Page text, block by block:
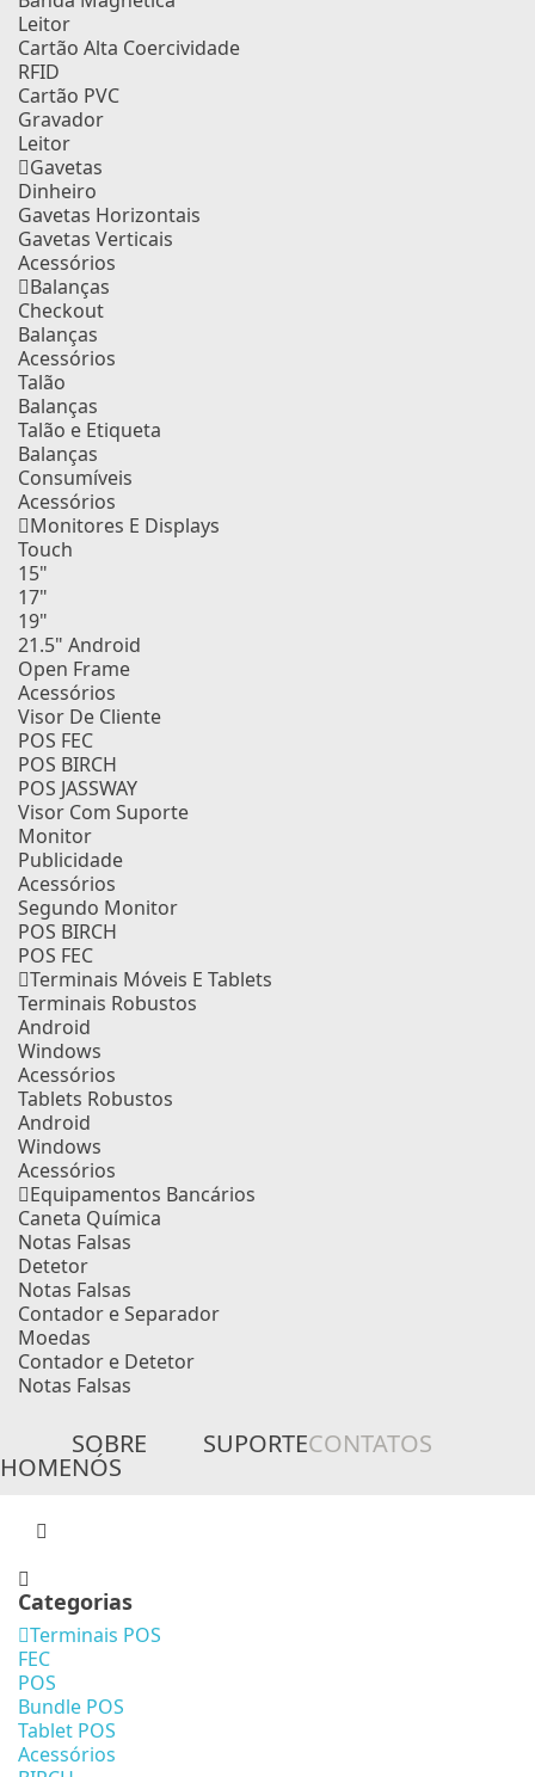
Leitor
Cartão Alta Coercividade
RFID
Cartão PVC
Gravador
Leitor
Gavetas
Dinheiro
Gavetas Horizontais
Gavetas Verticais
Acessórios
Balanças
Checkout
Balanças
Acessórios
Talão
Balanças
Talão e Etiqueta
Balanças
Consumíveis
Acessórios
Monitores E Displays
Touch
15"
17"
19"
21.5" Android
Open Frame
Acessórios
Visor De Cliente
POS FEC
POS BIRCH
POS JASSWAY
Visor Com Suporte
Monitor
Publicidade
Acessórios
Segundo Monitor
POS BIRCH
POS FEC
Terminais Móveis E Tablets
Terminais Robustos
Android
Windows
Acessórios
Tablets Robustos
Android
Windows
Acessórios
Equipamentos Bancários
Caneta Química
Notas Falsas
Detetor
Notas Falsas
Contador e Separador
Moedas
Contador e Detetor
Notas Falsas
HOME
SOBRE
NÓS
SUPORTECONTATOS
Categorias
Terminais POS
FEC
POS
Bundle POS
Tablet POS
Acessórios